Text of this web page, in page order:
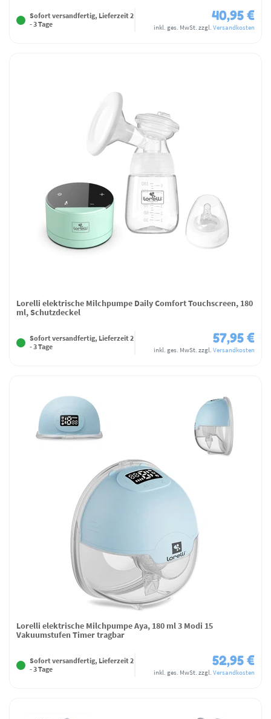
Sofort versandfertig, Lieferzeit 2
- 3 Tage
40,95 €
inkl. ges. MwSt. zzgl. Versandkosten
Lorelli elektrische Milchpumpe Daily Comfort Touchscreen, 180
ml, Schutzdeckel
Sofort versandfertig, Lieferzeit 2
- 3 Tage
57,95 €
inkl. ges. MwSt. zzgl. Versandkosten
Lorelli elektrische Milchpumpe Aya, 180 ml 3 Modi 15
Vakuumstufen Timer tragbar
Sofort versandfertig, Lieferzeit 2
- 3 Tage
52,95 €
inkl. ges. MwSt. zzgl. Versandkosten